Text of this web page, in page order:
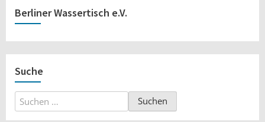
Berliner Wassertisch e.V.
Suche
Suchen
nach: